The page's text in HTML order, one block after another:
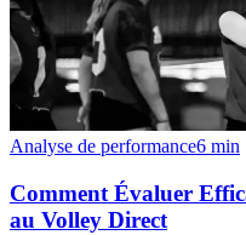
Analyse de performance6 min
Comment Évaluer
au Volley Direct